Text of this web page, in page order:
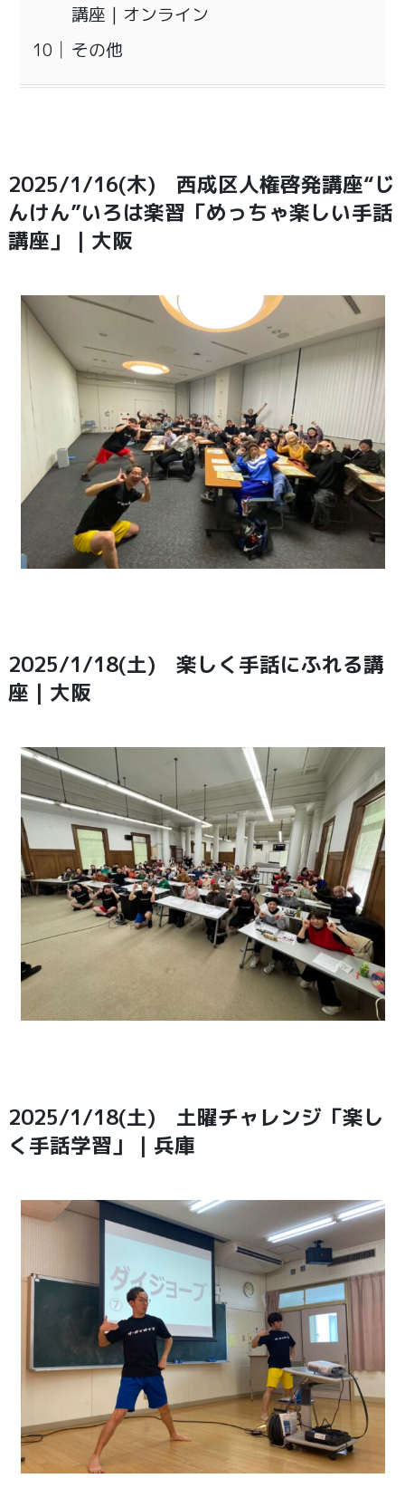
講座｜オンライン
その他
2025/1/16(木) 西成区人権啓発講座“じ
んけん”いろは楽習「めっちゃ楽しい手話
講座」｜大阪
2025/1/18(土) 楽しく手話にふれる講
座｜大阪
2025/1/18(土) 土曜チャレンジ「楽し
く手話学習」｜兵庫